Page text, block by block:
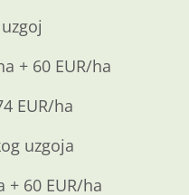
+ 60 EUR/ha
EUR/ha
uzgoja
+ 60 EUR/ha